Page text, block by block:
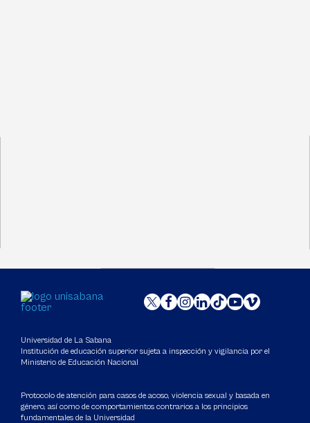
Universidad de La Sabana
Institución de educación superior sujeta a inspección y vigilancia por el
Ministerio de Educación Nacional
Protocolo de atención para casos de acoso, violencia sexual y basada en
género, así como de comportamientos contrarios a los principios
fundamentales de la Universidad